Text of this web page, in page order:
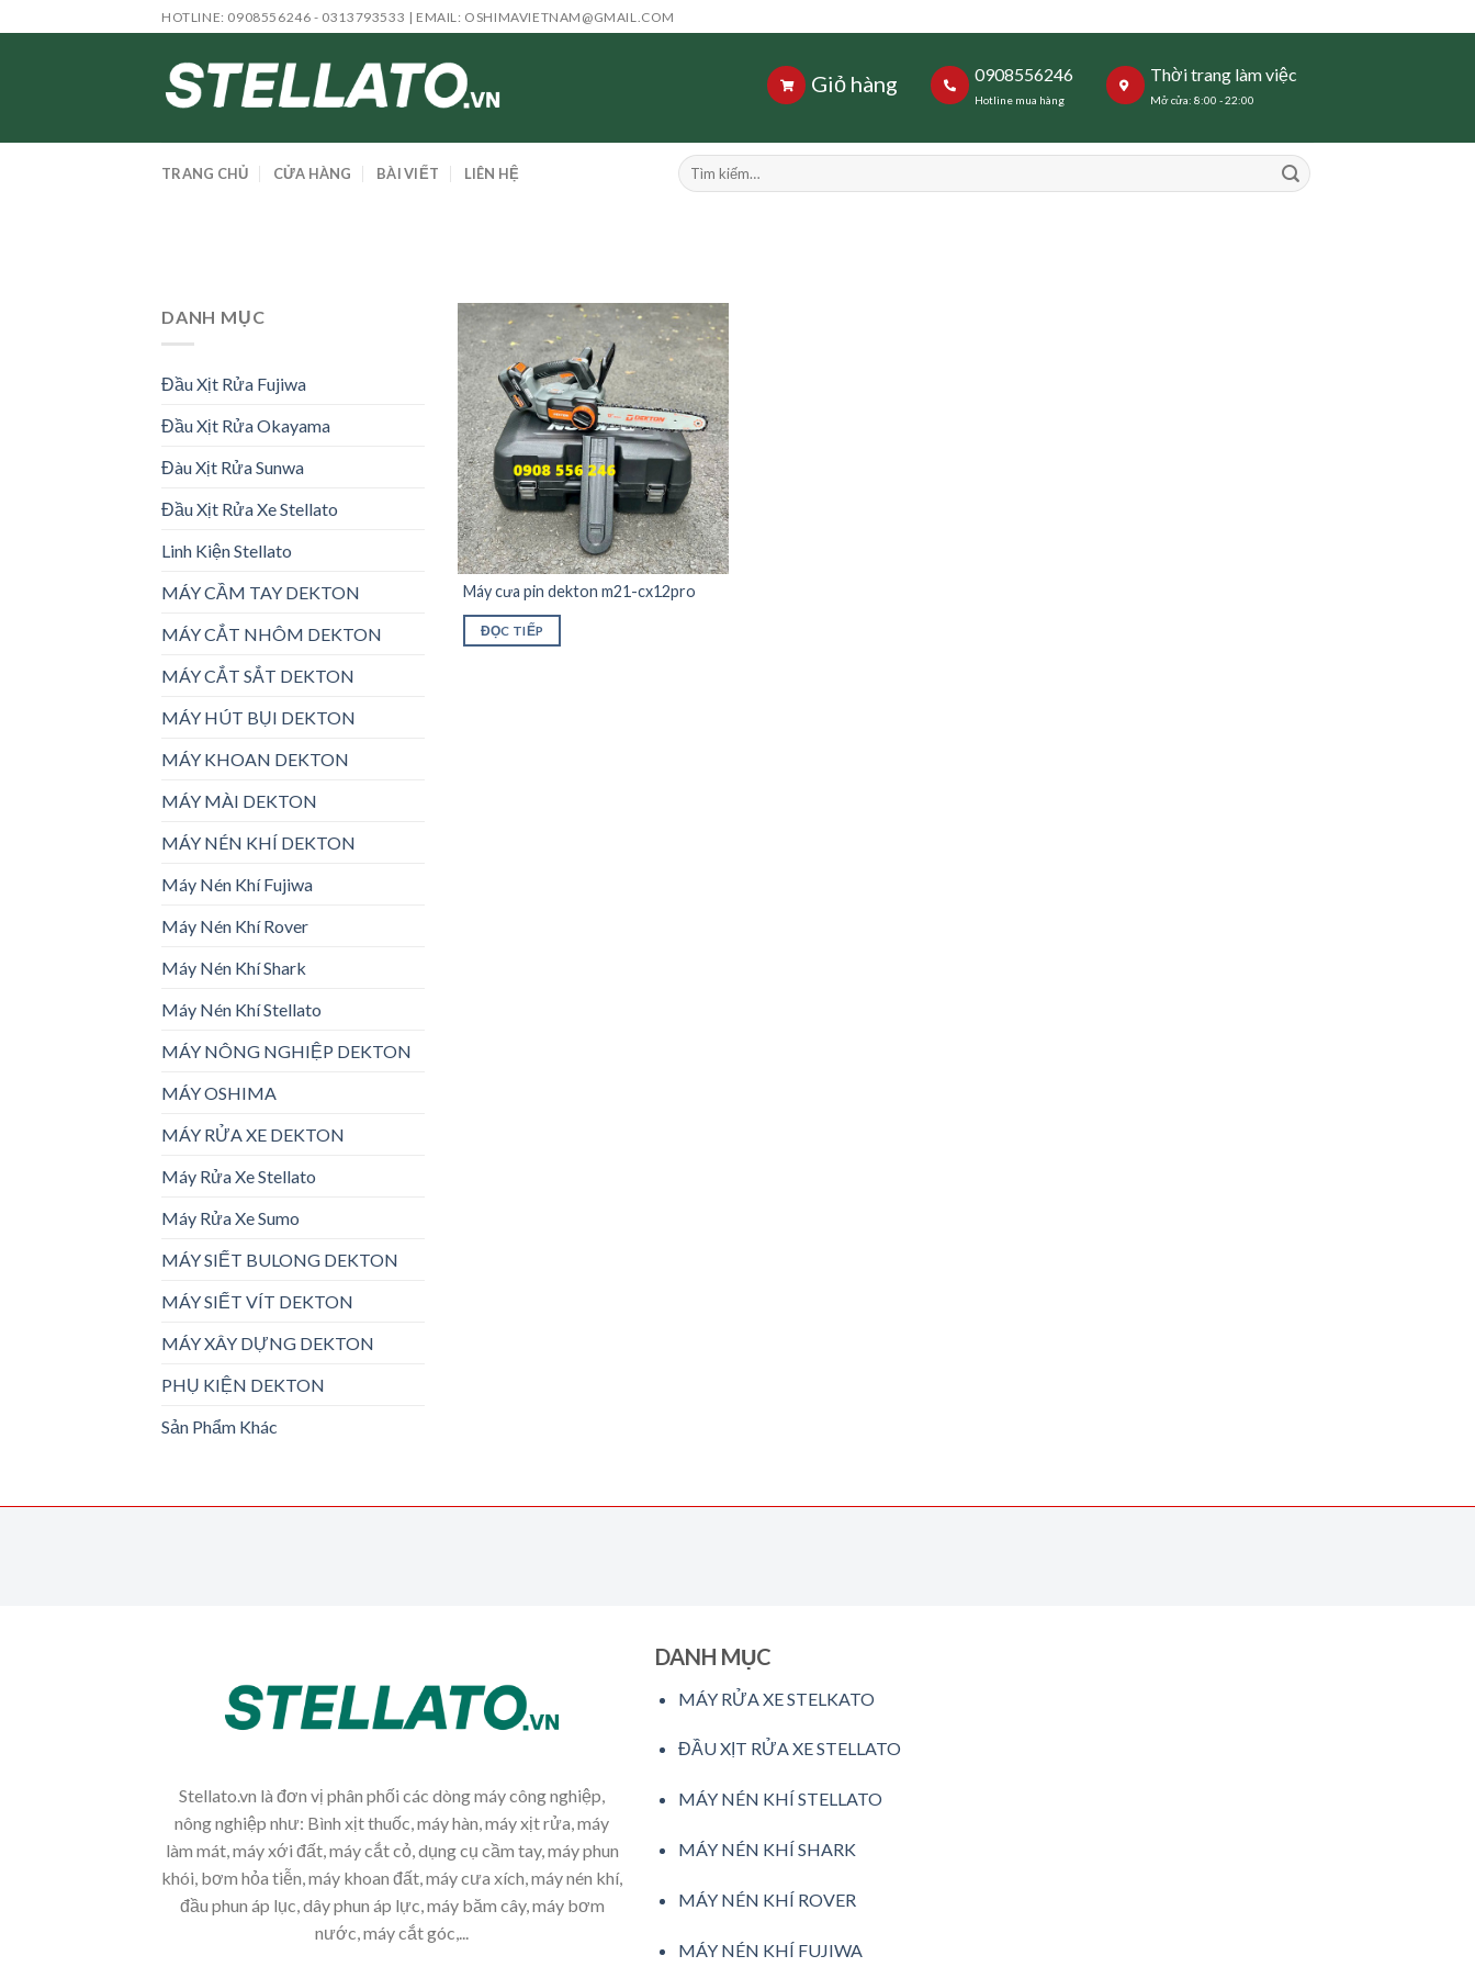
to
HOTLINE: 0908556246 - 0313793533 | EMAIL: OSHIMAVIETNAM@GMAIL.COM
Giỏ hàng 0908556246
Hotline mua hàng
Thời trang làm việc
Mở cửa: 8:00 - 22:00
TRANG CHỦ CỬA HÀNG BÀI VIẾT LIÊN HỆ
Tìm
kiếm:
DANH MỤC
Đầu Xịt Rửa Fujiwa
Đầu Xịt Rửa Okayama
Đàu Xịt Rửa Sunwa
Đầu Xịt Rửa Xe Stellato
Linh Kiện Stellato
MÁY CẦM TAY DEKTON
MÁY CẮT NHÔM DEKTON
MÁY CẮT SẮT DEKTON
MÁY HÚT BỤI DEKTON
MÁY KHOAN DEKTON
MÁY MÀI DEKTON
MÁY NÉN KHÍ DEKTON
Máy Nén Khí Fujiwa
Máy Nén Khí Rover
Máy Nén Khí Shark
Máy Nén Khí Stellato
MÁY NÔNG NGHIỆP DEKTON
MÁY OSHIMA
MÁY RỬA XE DEKTON
Máy Rửa Xe Stellato
Máy Rửa Xe Sumo
MÁY SIẾT BULONG DEKTON
MÁY SIẾT VÍT DEKTON
MÁY XÂY DỰNG DEKTON
PHỤ KIỆN DEKTON
Sản Phẩm Khác
Máy cưa pin dekton m21-cx12pro
ĐỌC TIẾP
Stellato.vn là đơn vị phân phối các dòng máy công nghiệp,
nông nghiệp như: Bình xịt thuốc, máy hàn, máy xịt rửa, máy
làm mát, máy xới đất, máy cắt cỏ, dụng cụ cầm tay, máy phun
khói, bơm hỏa tiễn, máy khoan đất, máy cưa xích, máy nén khí,
đầu phun áp lục, dây phun áp lực, máy băm cây, máy bơm
nước, máy cắt góc,...
DANH MỤC
MÁY RỬA XE STELKATO
ĐẦU XỊT RỬA XE STELLATO
MÁY NÉN KHÍ STELLATO
MÁY NÉN KHÍ SHARK
MÁY NÉN KHÍ ROVER
MÁY NÉN KHÍ FUJIWA